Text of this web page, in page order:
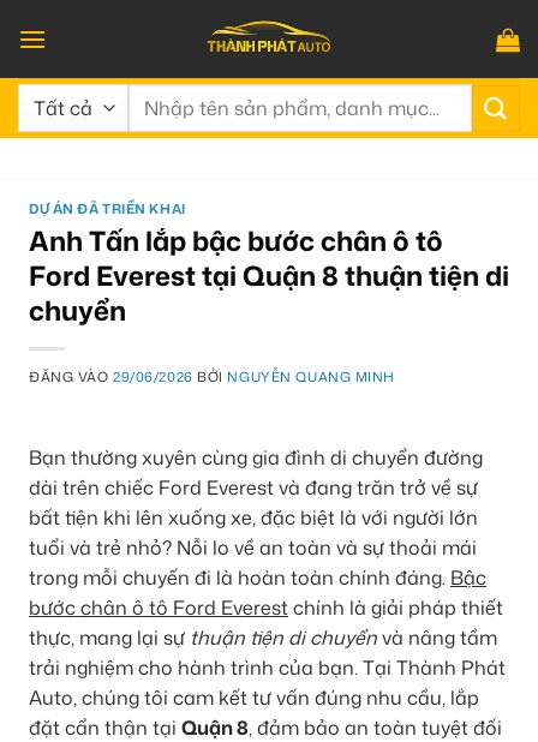
qua
nội
dung
Tìm
DỰ ÁN ĐÃ TRIỂN KHAI
Anh Tấn lắp bậc bước chân ô tô
Ford Everest tại Quận 8 thuận tiện di
chuyển
ĐĂNG VÀO29/06/2026 BỞI NGUYỄN QUANG MINH
Bạn thường xuyên cùng gia đình di chuyển đường
dài trên chiếc Ford Everest và đang trăn trở về sự
bất tiện khi lên xuống xe, đặc biệt là với người lớn
tuổi và trẻ nhỏ? Nỗi lo về an toàn và sự thoải mái
trong mỗi chuyến đi là hoàn toàn chính đáng. Bậc
bước chân ô tô Ford Everestchính là giải pháp thiết
thực, mang lại sự thuận tiện di chuyểnvà nâng tầm
trải nghiệm cho hành trình của bạn. Tại Thành Phát
Auto, chúng tôi cam kết tư vấn đúng nhu cầu, lắp
đặt cẩn thận tại Quận 8, đảm bảo an toàn tuyệt đối